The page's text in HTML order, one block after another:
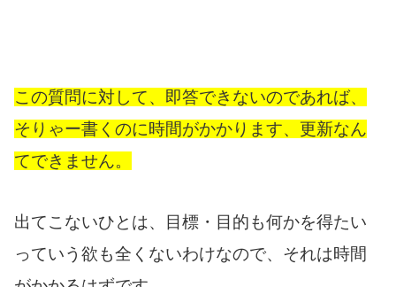
この質問に対して、即答できないのであれば、
そりゃー書くのに時間がかかります、更新なん
てできません。
出てこないひとは、目標・目的も何かを得たい
っていう欲も全くないわけなので、それは時間